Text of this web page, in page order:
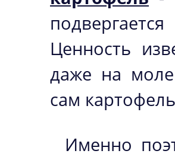
Ценность
даже на
сам
Именно